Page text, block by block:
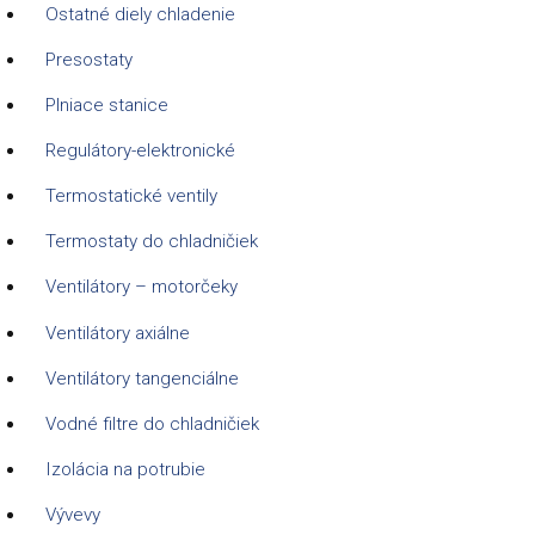
Ostatné diely chladenie
Presostaty
Plniace stanice
Regulátory-elektronické
Termostatické ventily
Termostaty do chladničiek
Ventilátory – motorčeky
Ventilátory axiálne
Ventilátory tangenciálne
Vodné filtre do chladničiek
Izolácia na potrubie
Vývevy